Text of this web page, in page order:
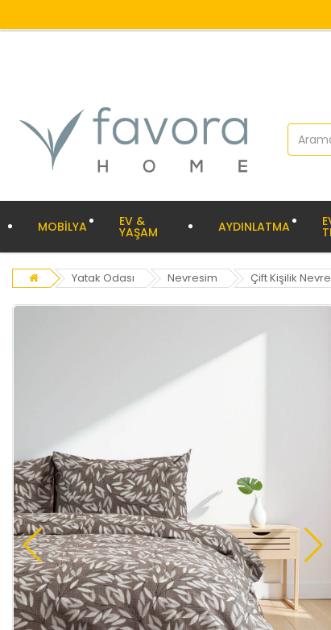
MOBİLYA EV &
YAŞAM AYDINLATMA
Yatak Odası Nevresim Çift Kişilik